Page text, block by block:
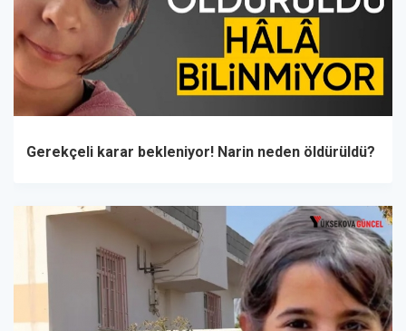
Gerekçeli karar bekleniyor! Narin neden öldürüldü?